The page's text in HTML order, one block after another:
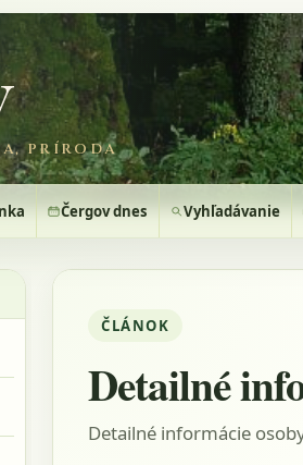
PRÍRODA
Čergov dnes Vyhľadávanie
ČLÁNOK
Detailné
Detailné informácie